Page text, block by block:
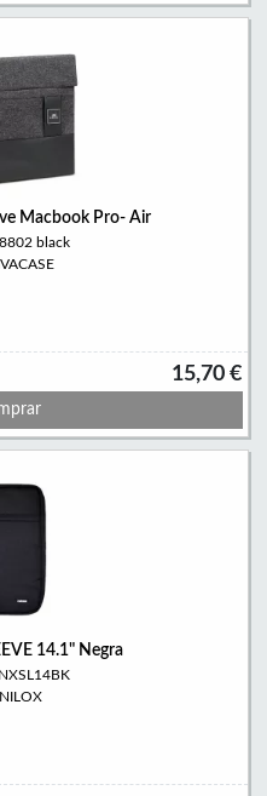
Macbook Pro- Air
black
15,70 €
14.1" Negra